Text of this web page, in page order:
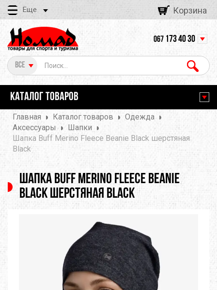
Еще Корзина
Все
067 173 40 30
КАТАЛОГ ТОВАРОВ
Главная Каталог товаров
Одежда
Аксессуары
Шапки
Шапка Buff Merino Fleece Beanie Black шерстяная
Black
Шапка Buff Merino Fleece Beanie
Black шерстяная Black